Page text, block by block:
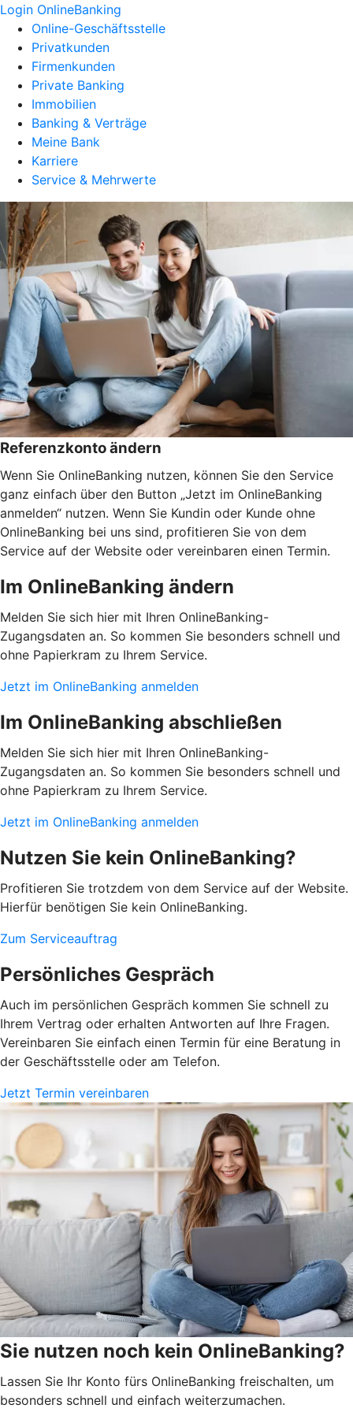
Login OnlineBanking
Online-Geschäftsstelle
Privatkunden
Firmenkunden
Private Banking
Immobilien
Banking & Verträge
Meine Bank
Karriere
Service & Mehrwerte
Referenzkonto ändern
Wenn Sie OnlineBanking nutzen, können Sie den Service
ganz einfach über den Button „Jetzt im OnlineBanking
anmelden“ nutzen. Wenn Sie Kundin oder Kunde ohne
OnlineBanking bei uns sind, profitieren Sie von dem
Service auf der Website oder vereinbaren einen Termin.
Im OnlineBanking ändern
Melden Sie sich hier mit Ihren OnlineBanking-
Zugangsdaten an. So kommen Sie besonders schnell und
ohne Papierkram zu Ihrem Service.
Jetzt im OnlineBanking anmelden
Im OnlineBanking abschließen
Melden Sie sich hier mit Ihren OnlineBanking-
Zugangsdaten an. So kommen Sie besonders schnell und
ohne Papierkram zu Ihrem Service.
Jetzt im OnlineBanking anmelden
Nutzen Sie kein OnlineBanking?
Profitieren Sie trotzdem von dem Service auf der Website.
Hierfür benötigen Sie kein OnlineBanking.
Zum Serviceauftrag
Persönliches Gespräch
Auch im persönlichen Gespräch kommen Sie schnell zu
Ihrem Vertrag oder erhalten Antworten auf Ihre Fragen.
Vereinbaren Sie einfach einen Termin für eine Beratung in
der Geschäftsstelle oder am Telefon.
Jetzt Termin vereinbaren
Sie nutzen noch kein OnlineBanking?
Lassen Sie Ihr Konto fürs OnlineBanking freischalten, um
besonders schnell und einfach weiterzumachen.